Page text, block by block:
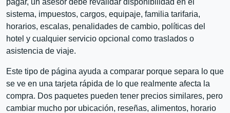
sistema, impuestos, cargos, equipaje, familia tarifaria,
horarios, escalas, penalidades de cambio, políticas del
hotel y cualquier servicio opcional como traslados o
asistencia de viaje.
Este tipo de página ayuda a comparar porque separa lo que
se ve en una tarjeta rápida de lo que realmente afecta la
compra. Dos paquetes pueden tener precios similares, pero
cambiar mucho por ubicación, reseñas, alimentos, horario